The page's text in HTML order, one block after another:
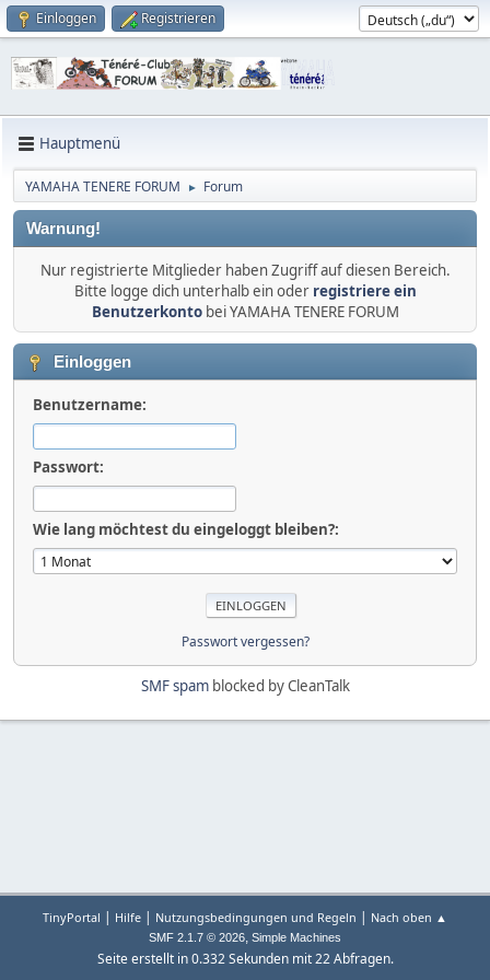
Einloggen Registrieren
Hauptmenü
YAMAHA TENERE FORUM ► Forum
Warnung!
Nur registrierte Mitglieder haben Zugriff auf diesen Bereich.
Bitte logge dich unterhalb ein oder registriere ein
Benutzerkontobei YAMAHA TENERE FORUM
Einloggen
Benutzername:
Passwort:
Wie lang möchtest du eingeloggt bleiben?:
Passwort vergessen?
SMF spamblocked by CleanTalk
TinyPortal | Hilfe | Nutzungsbedingungen und Regeln | Nach oben ▲
SMF 2.1.7 © 2026, Simple Machines
Seite erstellt in 0.332 Sekunden mit 22 Abfragen.